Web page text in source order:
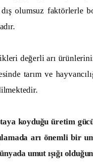
dış olumsuz faktörlerle
arı ürünlerinin
tarım ve
koyduğu üretim
arı önemli bir
umut ışığı